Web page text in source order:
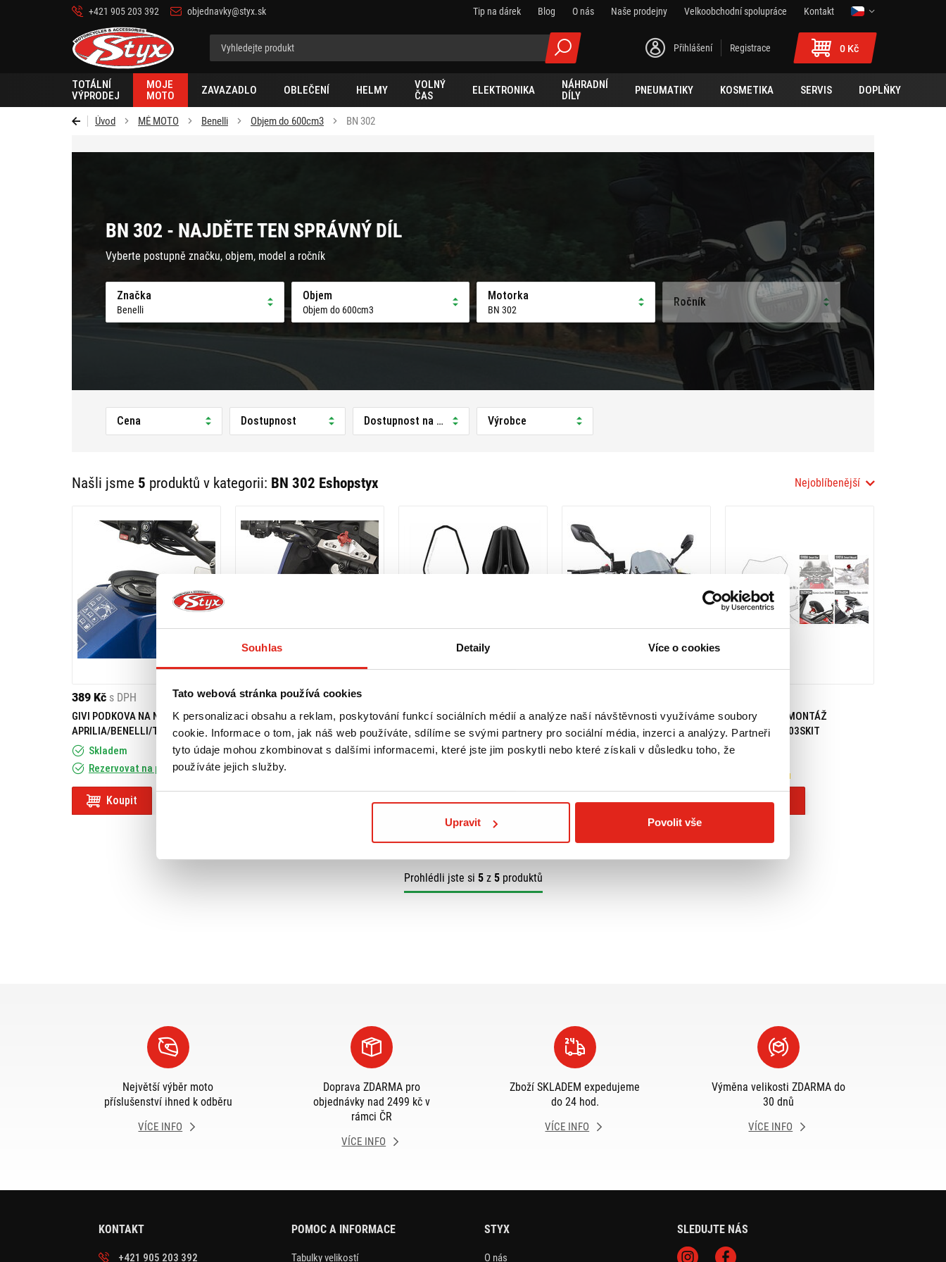
Souhlas Detaily Více o cookies
Tato webová stránka používá cookies
K personalizaci obsahu a reklam, poskytování funkcí sociálních médií a analýze naší návštěvnosti využíváme soubory
cookie. Informace o tom, jak náš web používáte, sdílíme se svými partnery pro sociální média, inzerci a analýzy. Partneři
tyto údaje mohou zkombinovat s dalšími informacemi, které jste jim poskytli nebo které získali v důsledku toho, že
používáte jejich služby.
Upravit Povolit vše
+421 905 203 392 objednavky@styx.sk Tip na dárek Blog O nás Naše prodejny Velkoobchodní spolupráce
Kontakt
Styx-
cz
Přihlášení Registrace 0 Kč
TOTÁLNÍ
VÝPRODEJ
MOJE
MOTO
ZAVAZADLO OBLEČENÍ HELMY
VOLNÝ
ČAS
ELEKTRONIKA
NÁHRADNÍ
DÍLY
PNEUMATIKY KOSMETIKA SERVIS DOPLŇKY
Úvod MÉ MOTO Benelli Objem do 600cm3 BN 302
BN 302 - NAJDĚTE TEN SPRÁVNÝ DÍL
Vyberte postupně značku, objem, model a ročník
Značka
Benelli
Objem
Objem do 600cm3
Motorka
BN 302
Ročník
Cena Dostupnost Dostupnost na prodejně Výrobce
Našli jsme 5 produktů v kategorii: BN 302 Eshopstyx Nejoblíbenější
389 Kč s DPH
GIVI PODKOVA NA NÁDRŽ
APRILIA/BENELLI/TRIUMPH BF02
Skladem
Rezervovat na prodejně
Koupit
409 Kč s DPH
GIVI PODKOVA NA NÁDRŽ BF05
Skladem
Rezervovat na prodejně
HS MOTO KONCOVÁ ZPĚTNÁ
ZRCÁTKA SOLID 1
Koupit
GIVI PLEXI UNIVERZÁLNÍ 247A
Koupit
GIVI SADA NA MONTÁŽ
S900A/S901A 03SKIT
Na objednávku
Koupit
Prohlédli jste si 5z 5produktů
Největší výběr moto
příslušenství ihned k odběru
VÍCE INFO
Doprava ZDARMA pro
objednávky nad 2499 kč v
rámci ČR
VÍCE INFO
Zboží SKLADEM expedujeme
do 24 hod.
VÍCE INFO
Výměna velikosti ZDARMA do
30 dnů
VÍCE INFO
KONTAKT
+421 905 203 392
POMOC A INFORMACE
Tabulky velikostí
STYX
O nás
SLEDUJTE NÁS